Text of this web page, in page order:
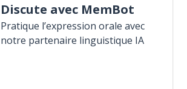
Discute avec MemBot
Pratique l’expression orale avec
notre partenaire linguistique IA